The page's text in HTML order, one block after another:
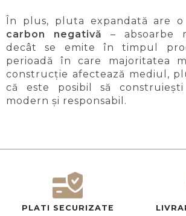
În plus, pluta expandată are o
carbon negativă
– absoarbe
decât se emite în timpul
perioadă în care majoritatea
construcție afectează mediul,
că este posibil să
modern și responsabil.
PLATI SECURIZATE